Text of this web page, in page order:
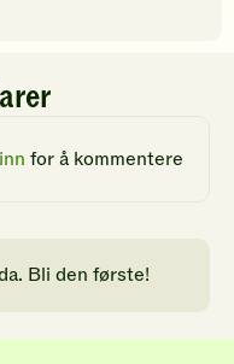
for å kommentere
Bli den første!